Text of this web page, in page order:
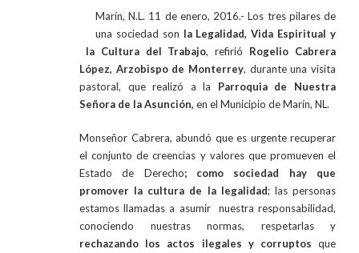
Marín, N.L. 11 de enero, 2016.- Los tres pilares de
una sociedad son la Legalidad, Vida Espiritual y
la Cultura del Trabajo, refirió Rogelio Cabrera
López, Arzobispo de Monterrey, durante una visita
pastoral, que realizó a la Parroquia de Nuestra
Señora de la Asunción, en el Municipio de Marín, NL.
Monseñor Cabrera, abundó que es urgente recuperar
el conjunto de creencias y valores que promueven el
Estado de Derecho; como sociedad hay que
promover la cultura de la legalidad; las personas
estamos llamadas a asumir nuestra responsabilidad,
conociendo nuestras normas, respetarlas y
rechazando los actos ilegales y corruptos que